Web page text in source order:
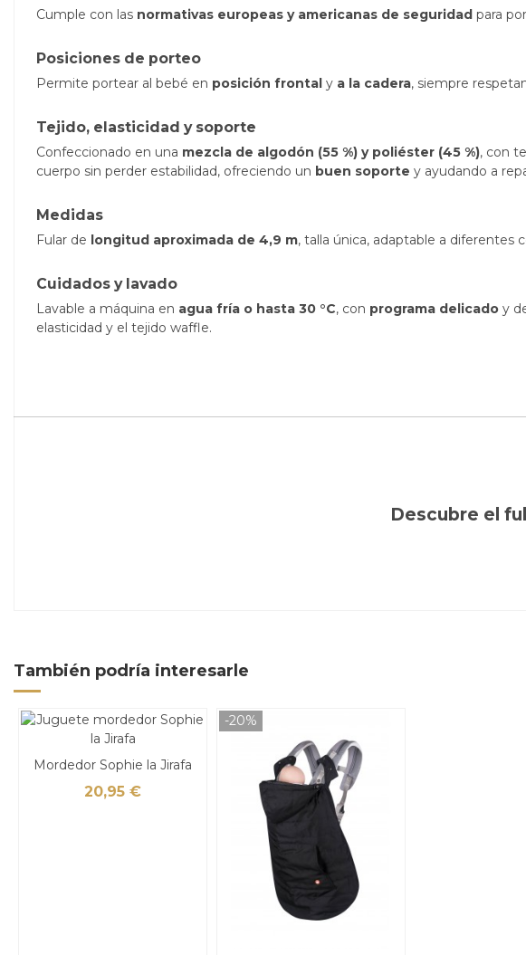
Cumple con las normativas europeas y americanas de seguridad para
Posiciones de porteo
Permite portear al bebé en posición frontal y a la cadera, siempre
Tejido, elasticidad y soporte
Confeccionado en una mezcla de algodón (55 %) y poliéster (45 %), con
cuerpo sin perder estabilidad, ofreciendo un buen soporte y ayudando a
Medidas
Fular de longitud aproximada de 4,9 m, talla única, adaptable a diferentes
Cuidados y lavado
Lavable a máquina en agua fría o hasta 30 °C, con programa delicado y
elasticidad y el tejido waffle.
Descubre el
También podría interesarle
Mordedor Sophie la Jirafa
20,95 €
-20%